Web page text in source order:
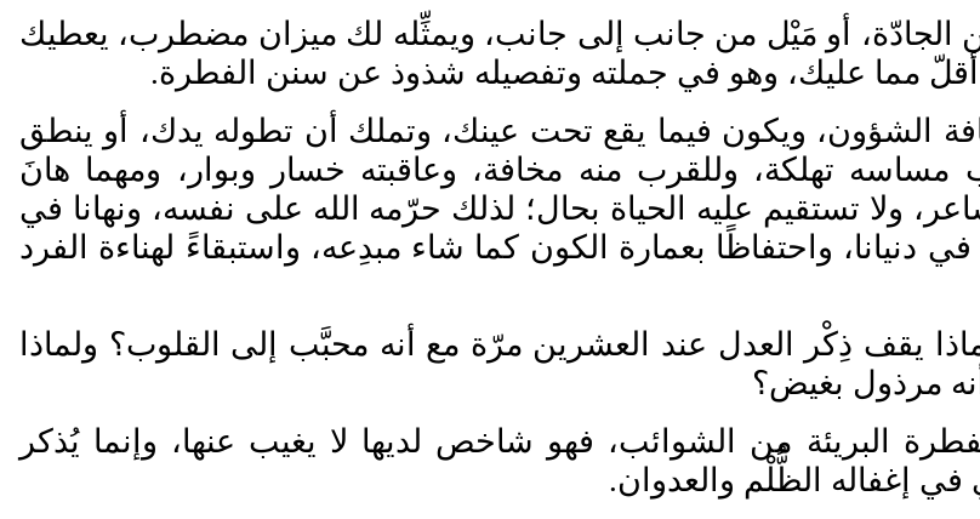
الجادّة، أو مَيْل من جانب إلى جانب، ويمثِّله لك ميزان مضطرب، يعطيك
أقلّ مما عليك، وهو في جملته وتفصيله شذوذ عن سنن الفطرة.
الشؤون، ويكون فيما يقع تحت عينك، وتملك أن تطوله يدك، أو ينطق
تهلكة، وللقرب منه مخافة، وعاقبته خسار وبوار، ومهما هانَ
ولا تستقيم عليه الحياة بحال؛ لذلك حرمه الله على نفسه، ونهانا في
دنيانا، واحتفاظًا بعمارة الكون كما شاء مبدِعه، واستبقاءً لهناءة الفرد
يقف ذكْر العدل عند العشرين مرّة مع أنه محبَّب إلى القلوب؟ ولماذا
مرذول بغيض؟
البريئة من الشوائب، فهو شاخص لديها لا يغيب عنها، وإنما يُذكر
في إغفاله الظُّلْم والعدوان.